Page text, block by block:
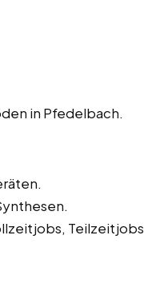
in Pfedelbach.
Teilzeitjobs